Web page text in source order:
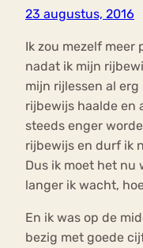
23 augustus, 2016
Ik zou mezelf
nadat ik mijn
mijn rijlessen al
rijbewijs haalde en
steeds enger
rijbewijs en durf ik
Dus ik moet het nu
langer ik wacht,
En ik was op de
bezig met goede